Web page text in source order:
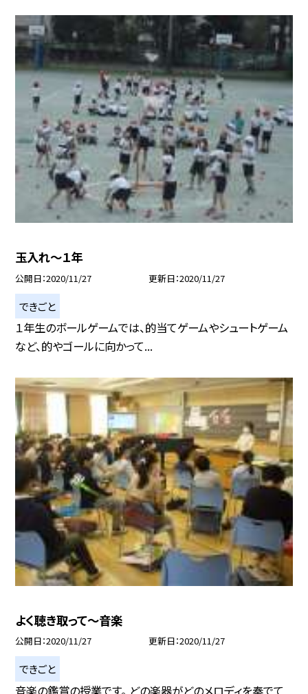
玉入れ〜１年
公開日 2020/11/27 更新日 2020/11/27
できごと
１年生のボールゲームでは、的当てゲームやシュートゲーム
など、的やゴールに向かって...
よく聴き取って〜音楽
公開日 2020/11/27 更新日 2020/11/27
できごと
音楽の鑑賞の授業です。 どの楽器がどのメロディを奏でて